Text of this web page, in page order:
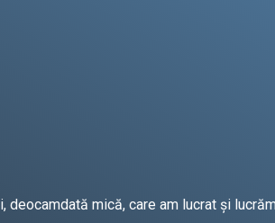
deocamdată mică, care am lucrat și